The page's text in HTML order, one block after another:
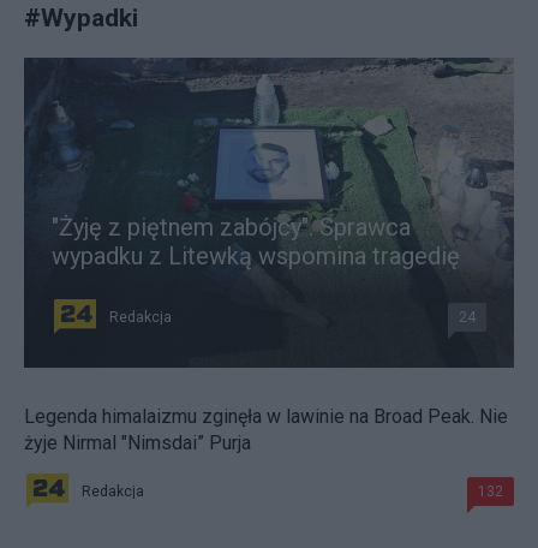
#Wypadki
"Żyję z piętnem zabójcy". Sprawca
wypadku z Litewką wspomina tragedię
Redakcja 24
Legenda himalaizmu zginęła w lawinie na Broad Peak. Nie
żyje Nirmal "Nimsdai” Purja
Redakcja 132